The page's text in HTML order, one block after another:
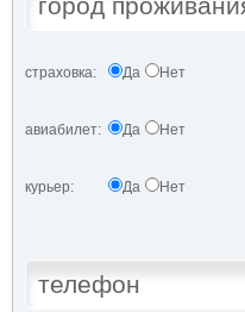
страховка: Да Нет
авиабилет: Да Нет
курьер: Да Нет